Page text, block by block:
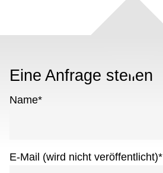
Eine Anfrage stellen
Name*
E-Mail (wird nicht veröffentlicht)*